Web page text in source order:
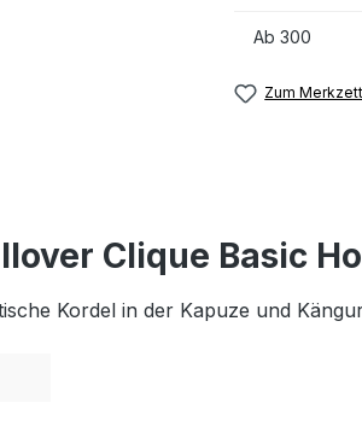
Ab 300
Zum
Clique Basic
Kordel in der Kapuze und